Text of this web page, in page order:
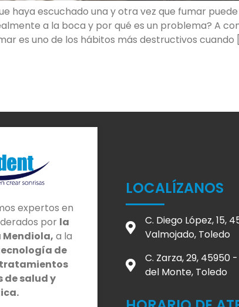
haya escuchado una y otra vez que fumar
a la boca y por qué es un problema? A
es uno de los hábitos más destructivos cuando
expertos en
por la
Mendiola, a la
de
de salud y
LOCALÍZANOS
C. Diego López, 15,
Valmojado, Toledo
C. Zarza, 29, 45950
del Monte, Toledo